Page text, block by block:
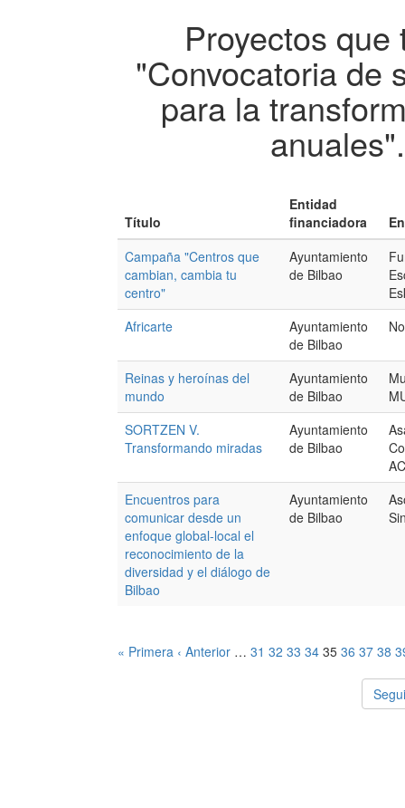
Proyectos
"Convocatoria de
para la
Título
Entidad
financiadora
Campaña "Centros que
cambian, cambia tu
centro"
Ayuntamiento
de Bilbao
Africarte
Ayuntamiento
de Bilbao
Reinas y heroínas del
mundo
Ayuntamiento
de Bilbao
SORTZEN V.
Transformando miradas
Ayuntamiento
de Bilbao
Encuentros para
comunicar desde un
enfoque global-local el
reconocimiento de la
diversidad y el diálogo de
Bilbao
Ayuntamiento
de Bilbao
« Primera ‹ Anterior … 31 32 33 34 35 36 37 38